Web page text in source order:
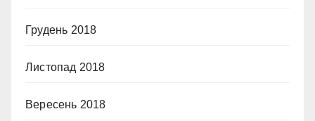
Грудень 2018
Листопад 2018
Вересень 2018